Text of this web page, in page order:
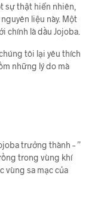
sự thật hiển nhiên,
liệu này. Một
chính là dầu Jojoba.
tôi lại yêu thích
những lý do mà
trưởng thành – ”
trong vùng khí
vùng sa mạc của